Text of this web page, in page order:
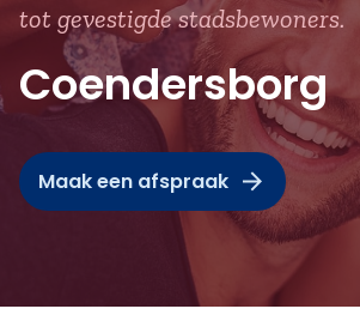
tot gevestigde stadsbewoners.
Coendersborg
Maak een afspraak